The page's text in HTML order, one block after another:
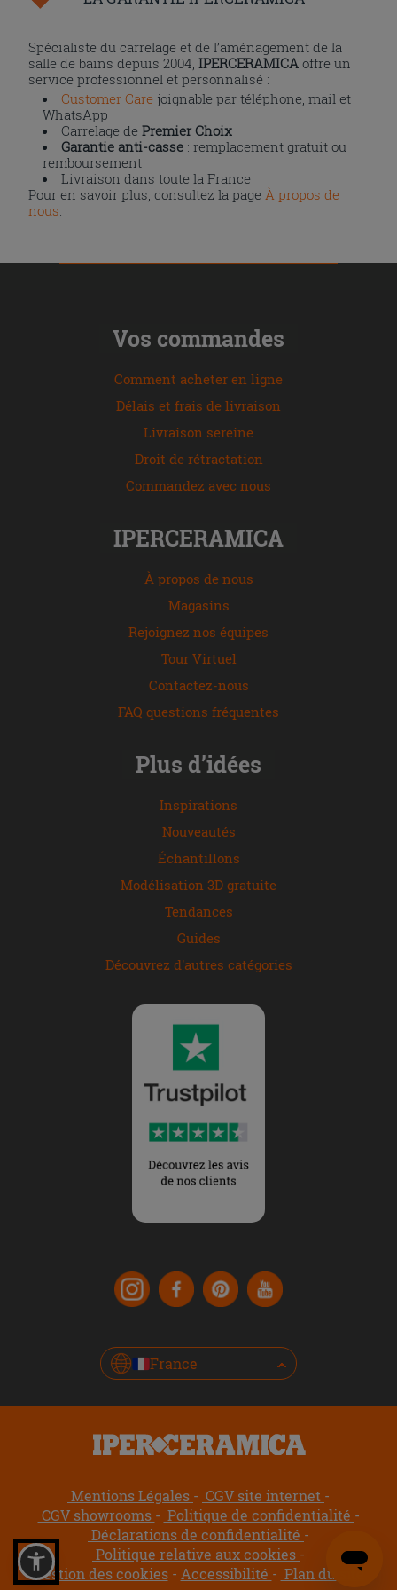
Spécialiste du carrelage et de l’aménagement de la
salle de bains depuis 2004,IPERCERAMICA offre un
service professionnel et personnalisé :
Customer Care joignable par téléphone, mail et
WhatsApp
Carrelage dePremier Choix
Garantie anti-casse : remplacement gratuit ou
remboursement
Livraison dans toute la France
Pour en savoir plus, consultez la pageÀ propos de
nous.
Vos commandes
Comment acheter en ligne
Délais et frais de livraison
Livraison sereine
Droit de rétractation
Commandez avec nous
IPERCERAMICA
À propos de nous
Magasins
Rejoignez nos équipes
Tour Virtuel
Contactez-nous
FAQ questions fréquentes
Plus d’idées
Inspirations
Nouveautés
Échantillons
Modélisation 3D gratuite
Tendances
Guides
Découvrez d'autres catégories
France
Mentions Légales
CGV site internet
CGV showrooms
Politique de confidentialité
Déclarations de confidentialité
Politique relative aux cookies
Gestion des cookies
Accessibilité Plan du site